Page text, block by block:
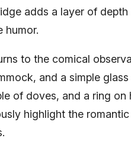
adds a layer of
humor.
to the comical
and a simple
of doves, and a ring
highlight the